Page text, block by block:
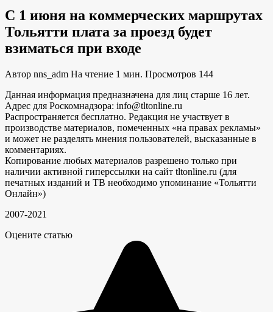
С 1 июня на коммерческих маршрутах
Тольятти плата за проезд будет
взиматься при входе
Автор nns_adm На чтение 1 мин. Просмотров 144
Данная информация предназначена для лиц старше 16 лет.
Адрес для Роскомнадзора: info@tltonline.ru
Распространяется бесплатно. Редакция не участвует в
производстве материалов, помеченных «на правах рекламы»
и может не разделять мнения пользователей, высказанные в
комментариях.
Копирование любых материалов разрешено только при
наличии активной гиперссылки на сайт tltonline.ru (для
печатных изданий и ТВ необходимо упоминание «Тольятти
Онлайн»)
2007-2021
Оцените статью